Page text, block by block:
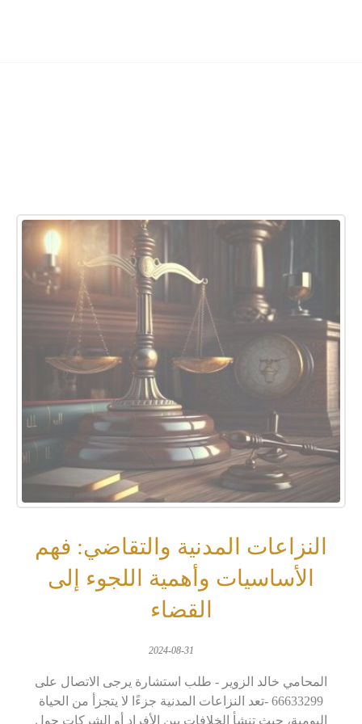
النزاعات المدنية والتقاضي: فهم
الأساسيات وأهمية اللجوء إلى
القضاء
2024-08-31
المحامي خالد الزوير - طلب استشارة يرجى الاتصال على
66633299 -تعد النزاعات المدنية جزءًا لا يتجزأ من الحياة
اليومية، حيث تنشأ الخلافات بين الأفراد أو الشركات حول